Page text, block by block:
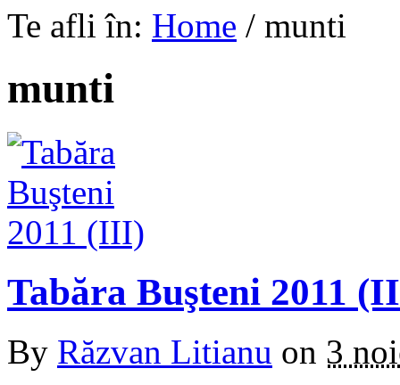
Te afli în: Home / munti
munti
Tabăra Buşteni 2011
By Răzvan Litianu on 3